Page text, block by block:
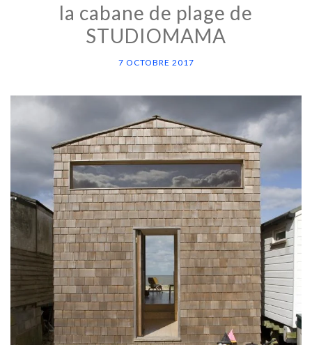
la cabane de plage de
STUDIOMAMA
7 OCTOBRE 2017